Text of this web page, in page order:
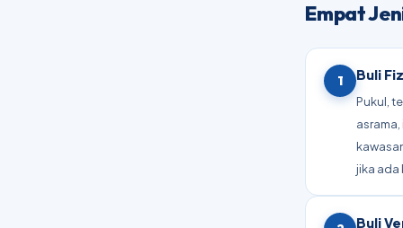
Empat
1 Buli
Pukul,
jika
Buli